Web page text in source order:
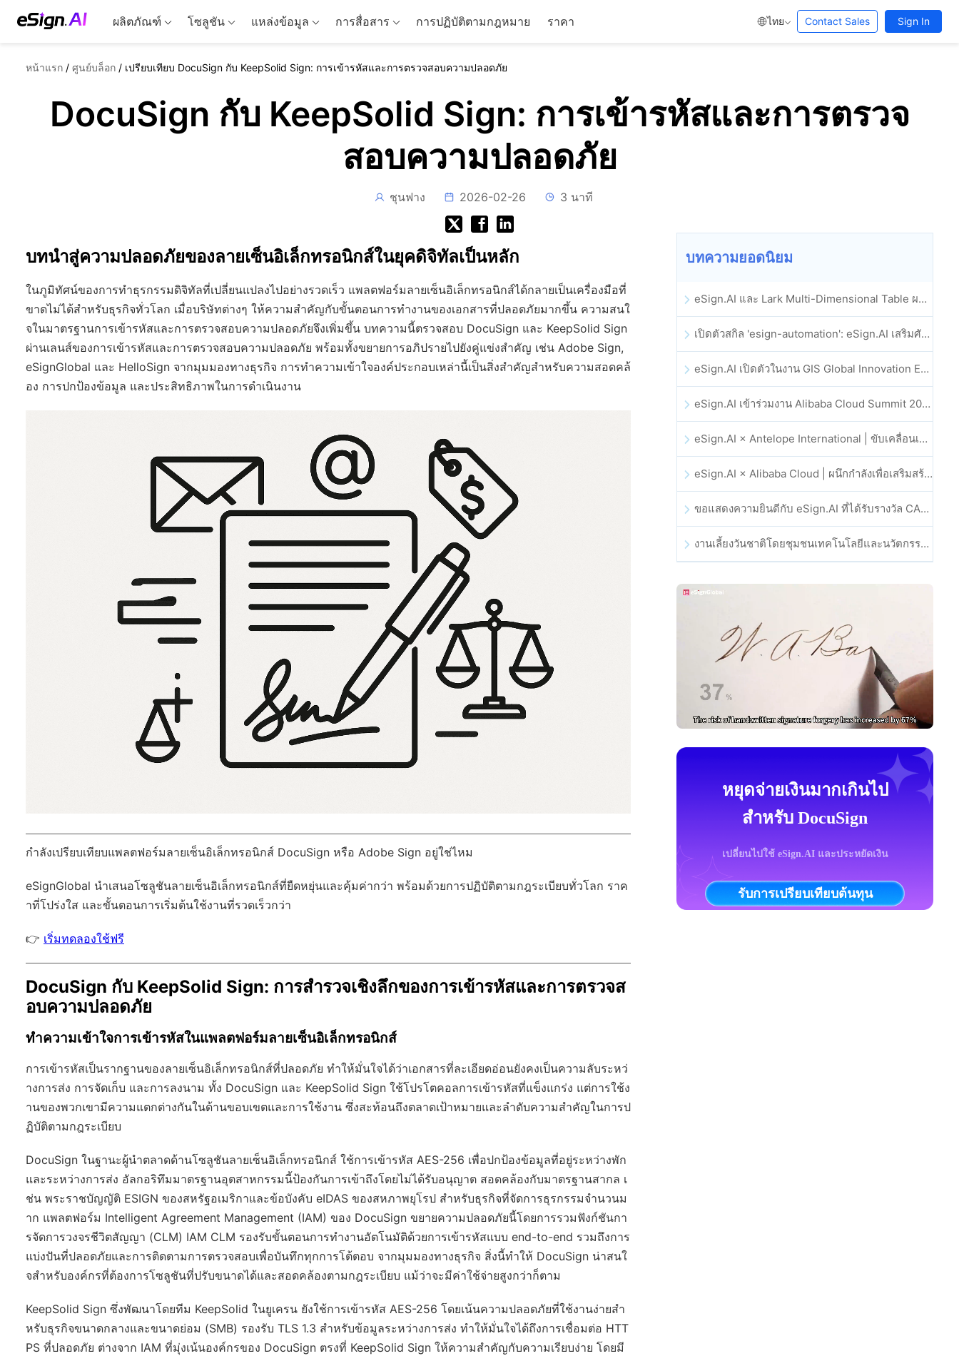
ผลิตภัณฑ์ โซลูชัน แหล่งข้อมูล การสื่อสาร การปฏิบัติตามกฎหมาย ราคา ไทย Contact Sales Sign In
หน้าแรก / ศูนย์บล็อก / เปรียบเทียบ DocuSign กับ KeepSolid Sign: การเข้ารหัสและการตรวจสอบความปลอดภัย
DocuSign กับ KeepSolid Sign: การเข้ารหัสและการตรวจ
สอบความปลอดภัย
ชุนฟาง 2026-02-26 3 นาที
บทนำสู่ความปลอดภัยของลายเซ็นอิเล็กทรอนิกส์ในยุคดิจิทัลเป็นหลัก
ในภูมิทัศน์ของการทำธุรกรรมดิจิทัลที่เปลี่ยนแปลงไปอย่างรวดเร็ว แพลตฟอร์มลายเซ็นอิเล็กทรอนิกส์ได้กลายเป็นเครื่องมือที่
ขาดไม่ได้สำหรับธุรกิจทั่วโลก เมื่อบริษัทต่างๆ ให้ความสำคัญกับขั้นตอนการทำงานของเอกสารที่ปลอดภัยมากขึ้น ความสนใ
จในมาตรฐานการเข้ารหัสและการตรวจสอบความปลอดภัยจึงเพิ่มขึ้น บทความนี้ตรวจสอบ DocuSign และ KeepSolid Sign
ผ่านเลนส์ของการเข้ารหัสและการตรวจสอบความปลอดภัย พร้อมทั้งขยายการอภิปรายไปยังคู่แข่งสำคัญ เช่น Adobe Sign,
eSignGlobal และ HelloSign จากมุมมองทางธุรกิจ การทำความเข้าใจองค์ประกอบเหล่านี้เป็นสิ่งสำคัญสำหรับความสอดคล้
อง การปกป้องข้อมูล และประสิทธิภาพในการดำเนินงาน
กำลังเปรียบเทียบแพลตฟอร์มลายเซ็นอิเล็กทรอนิกส์ DocuSign หรือ Adobe Sign อยู่ใช่ไหม
eSignGlobal นำเสนอโซลูชันลายเซ็นอิเล็กทรอนิกส์ที่ยืดหยุ่นและคุ้มค่ากว่า พร้อมด้วยการปฏิบัติตามกฎระเบียบทั่วโลก ราค
าที่โปร่งใส และขั้นตอนการเริ่มต้นใช้งานที่รวดเร็วกว่า
👉 เริ่มทดลองใช้ฟรี
DocuSign กับ KeepSolid Sign: การสำรวจเชิงลึกของการเข้ารหัสและการตรวจส
อบความปลอดภัย
ทำความเข้าใจการเข้ารหัสในแพลตฟอร์มลายเซ็นอิเล็กทรอนิกส์
การเข้ารหัสเป็นรากฐานของลายเซ็นอิเล็กทรอนิกส์ที่ปลอดภัย ทำให้มั่นใจได้ว่าเอกสารที่ละเอียดอ่อนยังคงเป็นความลับระหว่
างการส่ง การจัดเก็บ และการลงนาม ทั้ง DocuSign และ KeepSolid Sign ใช้โปรโตคอลการเข้ารหัสที่แข็งแกร่ง แต่การใช้ง
านของพวกเขามีความแตกต่างกันในด้านขอบเขตและการใช้งาน ซึ่งสะท้อนถึงตลาดเป้าหมายและลำดับความสำคัญในการป
ฏิบัติตามกฎระเบียบ
DocuSign ในฐานะผู้นำตลาดด้านโซลูชันลายเซ็นอิเล็กทรอนิกส์ ใช้การเข้ารหัส AES-256 เพื่อปกป้องข้อมูลที่อยู่ระหว่างพัก
และระหว่างการส่ง อัลกอริทึมมาตรฐานอุตสาหกรรมนี้ป้องกันการเข้าถึงโดยไม่ได้รับอนุญาต สอดคล้องกับมาตรฐานสากล เ
ช่น พระราชบัญญัติ ESIGN ของสหรัฐอเมริกาและข้อบังคับ eIDAS ของสหภาพยุโรป สำหรับธุรกิจที่จัดการธุรกรรมจำนวนม
าก แพลตฟอร์ม Intelligent Agreement Management (IAM) ของ DocuSign ขยายความปลอดภัยนี้โดยการรวมฟังก์ชันกา
รจัดการวงจรชีวิตสัญญา (CLM) IAM CLM รองรับขั้นตอนการทำงานอัตโนมัติด้วยการเข้ารหัสแบบ end-to-end รวมถึงการ
แบ่งปันที่ปลอดภัยและการติดตามการตรวจสอบเพื่อบันทึกทุกการโต้ตอบ จากมุมมองทางธุรกิจ สิ่งนี้ทำให้ DocuSign น่าสนใ
จสำหรับองค์กรที่ต้องการโซลูชันที่ปรับขนาดได้และสอดคล้องตามกฎระเบียบ แม้ว่าจะมีค่าใช้จ่ายสูงกว่าก็ตาม
KeepSolid Sign ซึ่งพัฒนาโดยทีม KeepSolid ในยูเครน ยังใช้การเข้ารหัส AES-256 โดยเน้นความปลอดภัยที่ใช้งานง่ายสำ
หรับธุรกิจขนาดกลางและขนาดย่อม (SMB) รองรับ TLS 1.3 สำหรับข้อมูลระหว่างการส่ง ทำให้มั่นใจได้ถึงการเชื่อมต่อ HTT
PS ที่ปลอดภัย ต่างจาก IAM ที่มุ่งเน้นองค์กรของ DocuSign ตรงที่ KeepSolid Sign ให้ความสำคัญกับความเรียบง่าย โดยมี
บทความยอดนิยม
eSign.AI และ Lark Multi-Dimensional Table ผสานรวมกันอย่างเป็นทางการ: การลงนามและการเก็บถาวรสัญญาอิเล็กทรอนิกส์แบบอัตโนมัติเต็มรูปแบบ
เปิดตัวสกิล 'esign-automation': eSign.AI เสริมศักยภาพให้ OpenClaw ด้วยลายเซ็นอิเล็กทรอนิกส์อัตโนมัติ
eSign.AI เปิดตัวในงาน GIS Global Innovation Exhibition 2025
eSign.AI เข้าร่วมงาน Alibaba Cloud Summit 2025 ที่ฮ่องกง เพื่อขับเคลื่อนนวัตกรรมคลาวด์ที่ขับเคลื่อนด้วย AI และความเชื่อมั่นทางดิจิทัล
eSign.AI × Antelope International | ขับเคลื่อนเวิร์กโฟลดิจิทัลที่ปลอดภัยและขับเคลื่อนด้วย AI
eSign.AI × Alibaba Cloud | ผนึกกำลังเพื่อเสริมสร้างความเชื่อมั่นดิจิทัลระดับโลกสำหรับฟินเทค
ขอแสดงความยินดีกับ eSign.AI ที่ได้รับรางวัล CAHK STAR Award 2025
งานเลี้ยงวันชาติโดยชุมชนเทคโนโลยีและนวัตกรรมฮ่องกง
หยุดจ่ายเงินมากเกินไป
สำหรับ DocuSign
เปลี่ยนไปใช้ eSign.AI และประหยัดเงิน
รับการเปรียบเทียบต้นทุน